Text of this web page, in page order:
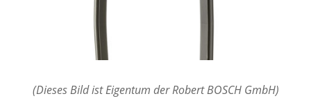
(Dieses Bild ist Eigentum der Robert BOSCH GmbH)